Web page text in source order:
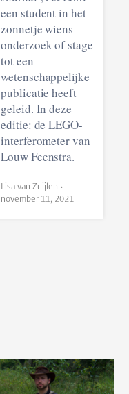
een student in het
zonnetje wiens
onderzoek of stage
tot een
wetenschappelijke
publicatie heeft
geleid. In deze
editie: de LEGO-
interferometer van
Louw Feenstra.
Lisa van Zuijlen •
november 11, 2021